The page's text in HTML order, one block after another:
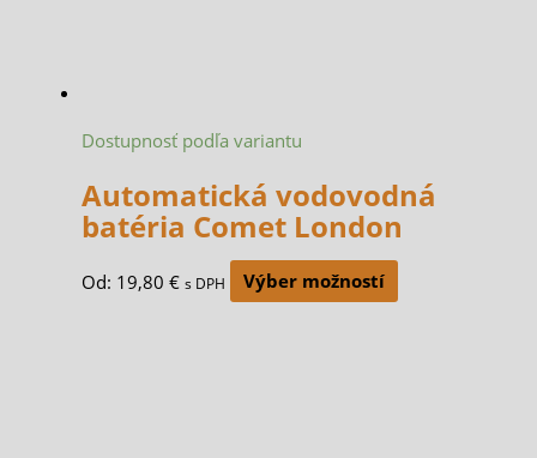
Dostupnosť podľa variantu
Automatická vodovodná
batéria Comet London
Od: 19,80 € s DPH Výber možností